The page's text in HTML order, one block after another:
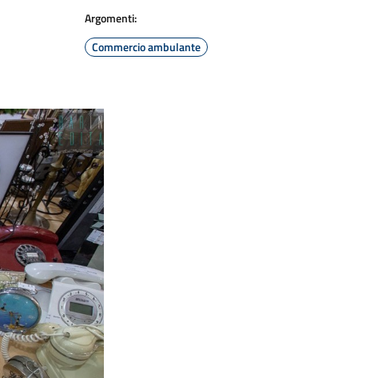
Argomenti:
Commercio ambulante